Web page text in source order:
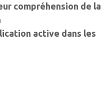
compréhension de la
active dans les